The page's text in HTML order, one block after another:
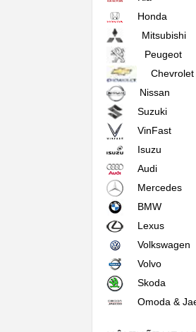
Honda
Mitsubishi
Peugeot
Chevrolet
Nissan
Suzuki
VinFast
Isuzu
Audi
Mercedes
BMW
Lexus
Volkswagen
Volvo
Skoda
Omoda &